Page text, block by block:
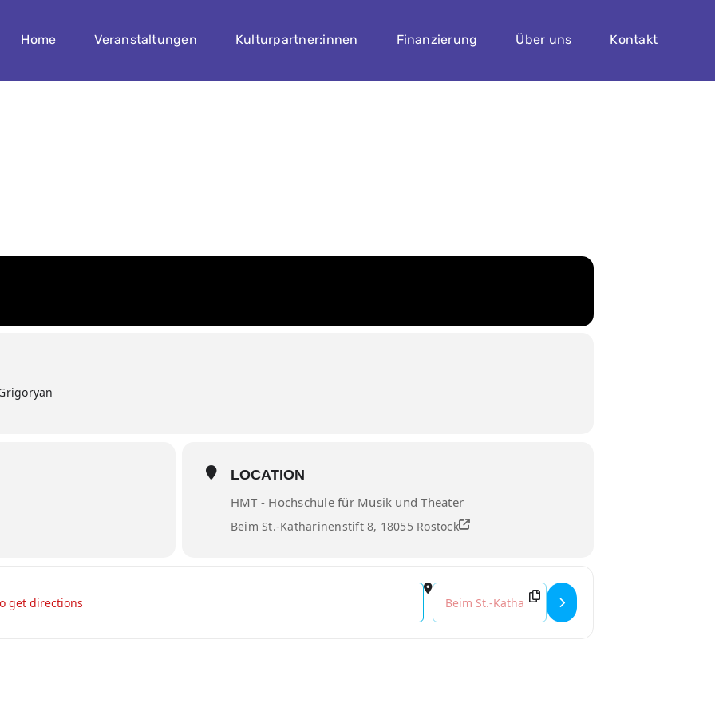
Home Veranstaltungen Kulturpartner:innen Finanzierung Über uns Kontakt
LOCATION
HMT - Hochschule für Musik und Theater
Beim St.-Katharinenstift 8, 18055 Rostock
[] Destination Address - Klavierabend []